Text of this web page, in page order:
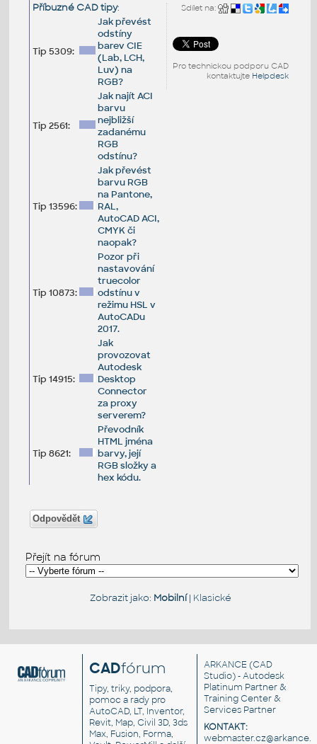
Sdílet na:
Pro technickou podporu CAD
kontaktujte Helpdesk
Příbuzné CAD tipy:
Tip 5309:
Jak převést
odstíny
barev CIE
(Lab, LCH,
Luv) na
RGB?
Tip 2561:
Jak najít ACI
barvu
nejbližší
zadanému
RGB
odstínu?
Tip 13596:
Jak převést
barvu RGB
na Pantone,
RAL,
AutoCAD ACI,
CMYK či
naopak?
Tip 10873:
Pozor při
nastavování
truecolor
odstínu v
režimu HSL v
AutoCADu
2017.
Tip 14915:
Jak
provozovat
Autodesk
Desktop
Connector
za proxy
serverem?
Tip 8621:
Převodník
HTML jména
barvy, její
RGB složky a
hex kódu.
Odpovědět
Přejít na fórum
Zobrazit jako: Mobilní| Klasické
CADfórum
Tipy, triky, podpora,
pomoc a rady pro
AutoCAD, LT, Inventor,
Revit, Map, Civil 3D, 3ds
Max, Fusion, Forma,
ARKANCE (CAD
Studio) - Autodesk
Platinum Partner &
Training Center &
Services Partner
KONTAKT: